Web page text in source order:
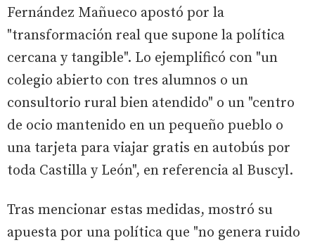
Fernández Mañueco apostó por la
"transformación real que supone la política
cercana y tangible". Lo ejemplificó con "un
colegio abierto con tres alumnos o un
consultorio rural bien atendido" o un "centro
de ocio mantenido en un pequeño pueblo o
una tarjeta para viajar gratis en autobús por
toda Castilla y León", en referencia al Buscyl.
Tras mencionar estas medidas, mostró su
apuesta por una política que "no genera ruido